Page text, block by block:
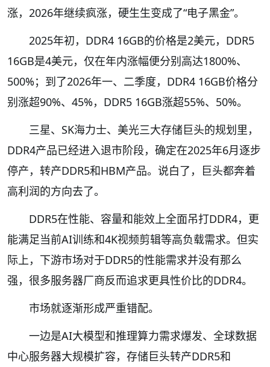
涨，2026年继续疯涨，硬生生变成了“电子黑金”。
2025年初，DDR4 16GB的价格是2美元，DDR5
16GB是4美元，仅在年内涨幅便分别高达1800%、
500%；到了2026年一、二季度，DDR4 16GB价格分
别涨超90%、45%，DDR5 16GB涨超55%、50%。
三星、SK海力士、美光三大存储巨头的规划里，
DDR4产品已经进入退市阶段，确定在2025年6月逐步
停产，转产DDR5和HBM产品。说白了，巨头都奔着
高利润的方向去了。
DDR5在性能、容量和能效上全面吊打DDR4，更
能满足当前AI训练和4K视频剪辑等高负载需求。但实
际上，下游市场对于DDR5的性能需求并没有那么
强，很多服务器厂商反而追求更具性价比的DDR4。
市场就逐渐形成严重错配。
一边是AI大模型和推理算力需求爆发、全球数据
中心服务器大规模扩容，存储巨头转产DDR5和